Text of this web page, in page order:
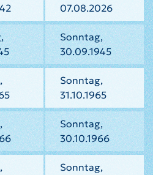
07.08.2026
Sonntag,
30.09.1945
Sonntag,
31.10.1965
Sonntag,
30.10.1966
Sonntag,